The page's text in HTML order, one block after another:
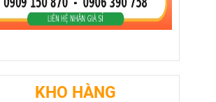
KHO HÀNG